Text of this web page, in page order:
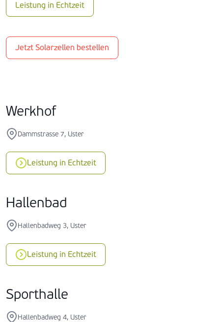
Leistung in Echtzeit
Jetzt Solarzellen bestellen
Werkhof
Dammstrasse 7, Uster
Leistung in Echtzeit
Hallenbad
Hallenbadweg 3, Uster
Leistung in Echtzeit
Sporthalle
Hallenbadweg 4, Uster